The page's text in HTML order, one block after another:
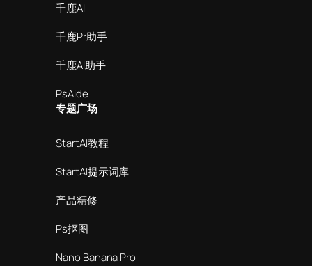
千鹿AI
千鹿Pr助手
千鹿AI助手
PsAide
专题广场
StartAI教程
StartAI提示词库
产品精修
Ps抠图
Nano Banana Pro